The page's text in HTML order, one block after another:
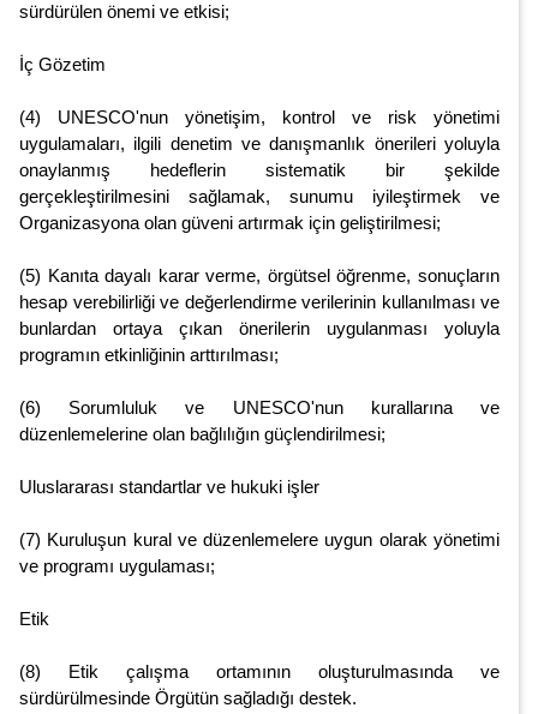
sürdürülen önemi ve etkisi;
İç Gözetim
(4) UNESCO'nun yönetişim, kontrol ve risk yönetimi
uygulamaları, ilgili denetim ve danışmanlık önerileri yoluyla
onaylanmış hedeflerin sistematik bir şekilde
gerçekleştirilmesini sağlamak, sunumu iyileştirmek ve
Organizasyona olan güveni artırmak için geliştirilmesi;
(5) Kanıta dayalı karar verme, örgütsel öğrenme, sonuçların
hesap verebilirliği ve değerlendirme verilerinin kullanılması ve
bunlardan ortaya çıkan önerilerin uygulanması yoluyla
programın etkinliğinin arttırılması;
(6) Sorumluluk ve UNESCO'nun kurallarına ve
düzenlemelerine olan bağlılığın güçlendirilmesi;
Uluslararası standartlar ve hukuki işler
(7) Kuruluşun kural ve düzenlemelere uygun olarak yönetimi
ve programı uygulaması;
Etik
(8) Etik çalışma ortamının oluşturulmasında ve
sürdürülmesinde Örgütün sağladığı destek.